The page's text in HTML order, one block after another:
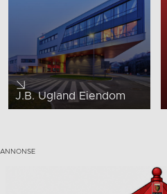
J.B. Ugland Eiendom